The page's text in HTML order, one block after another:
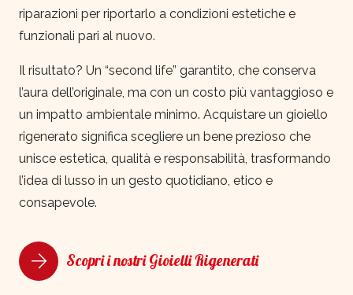
riparazioni per riportarlo a condizioni estetiche e
funzionali pari al nuovo.
Il risultato? Un “second life” garantito, che conserva
l’aura dell’originale, ma con un costo più vantaggioso e
un impatto ambientale minimo. Acquistare un gioiello
rigenerato significa scegliere un bene prezioso che
unisce estetica, qualità e responsabilità, trasformando
l’idea di lusso in un gesto quotidiano, etico e
consapevole.
Scopri i nostri Gioielli Rigenerati